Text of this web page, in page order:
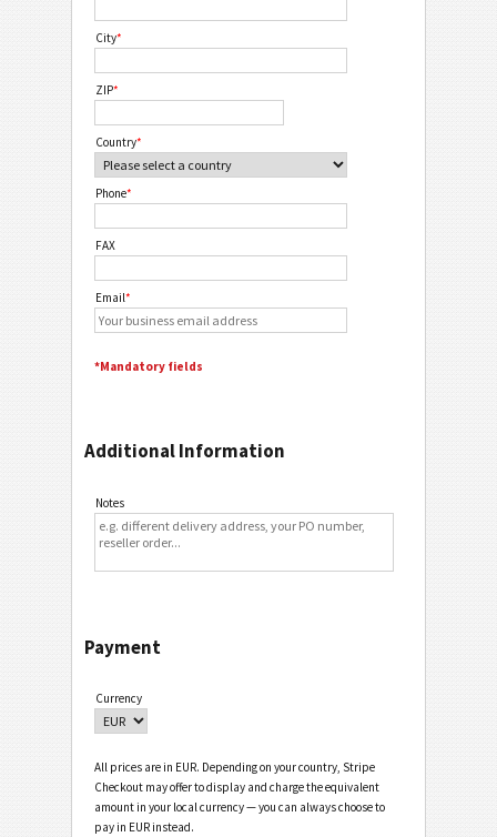
City*
ZIP*
Country*
Phone*
FAX
Email*
*Mandatory fields
Additional Information
Notes
Payment
Currency
All prices are in EUR. Depending on your country, Stripe
Checkout may offer to display and charge the equivalent
amount in your local currency — you can always choose to
pay in EUR instead.